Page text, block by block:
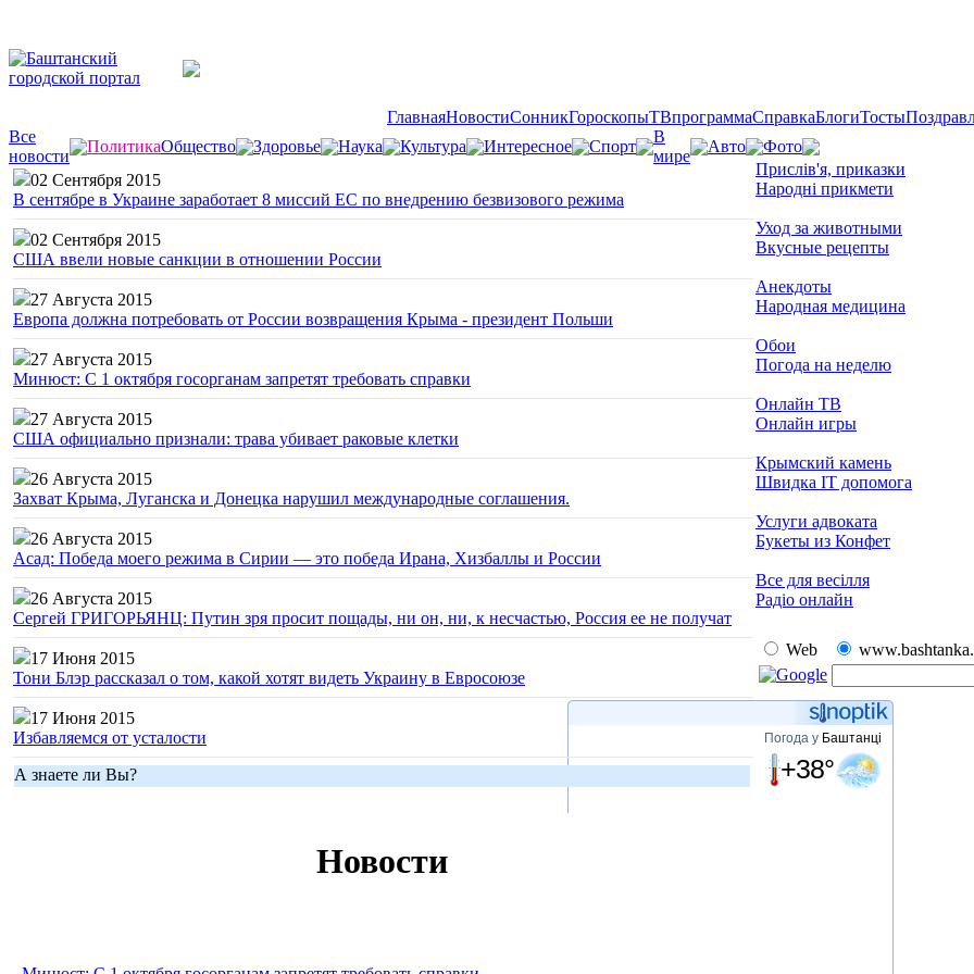
ГлавнаяНовостиСонникГороскопыТВпрограммаСправкаБлогиТосты
Все
новости
ПолитикаОбщество Здоровье Наука Культура Интересное Спорт
В
мире
Авто
Фото
02 Сентября 2015
В сентябре в Украине заработает 8 миссий ЕС по внедрению безвизового режима
02 Сентября 2015
США ввели новые санкции в отношении России
27 Августа 2015
Европа должна потребовать от России возвращения Крыма - президент Польши
27 Августа 2015
Минюст: С 1 октября госорганам запретят требовать справки
27 Августа 2015
США официально признали: трава убивает раковые клетки
26 Августа 2015
Захват Крыма, Луганска и Донецка нарушил международные соглашения.
26 Августа 2015
Асад: Победа моего режима в Сирии — это победа Ирана, Хизбаллы и России
26 Августа 2015
Сергей ГРИГОРЬЯНЦ: Путин зря просит пощады, ни он, ни, к несчастью, Россия ее не получат
17 Июня 2015
Тони Блэр рассказал о том, какой хотят видеть Украину в Евросоюзе
17 Июня 2015
Избавляемся от усталости
А знаете ли Вы?
Новости
Прислів'я, приказки
Народні прикмети
Уход за животными
Вкусные рецепты
Анекдоты
Народная медицина
Обои
Погода на неделю
Онлайн ТВ
Онлайн игры
Крымский камень
Швидка ІТ допомога
Услуги адвоката
Букеты из Конфет
Все для весілля
Радіо онлайн
Web
Погода у Баштанці
+38°